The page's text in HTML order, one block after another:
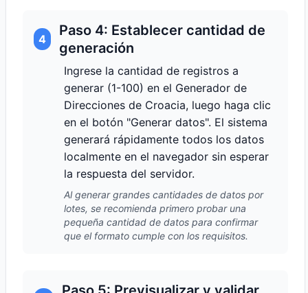
4
Paso 4: Establecer cantidad de
generación
Ingrese la cantidad de registros a
generar (1-100) en el Generador de
Direcciones de Croacia, luego haga clic
en el botón "Generar datos". El sistema
generará rápidamente todos los datos
localmente en el navegador sin esperar
la respuesta del servidor.
Al generar grandes cantidades de datos por
lotes, se recomienda primero probar una
pequeña cantidad de datos para confirmar
que el formato cumple con los requisitos.